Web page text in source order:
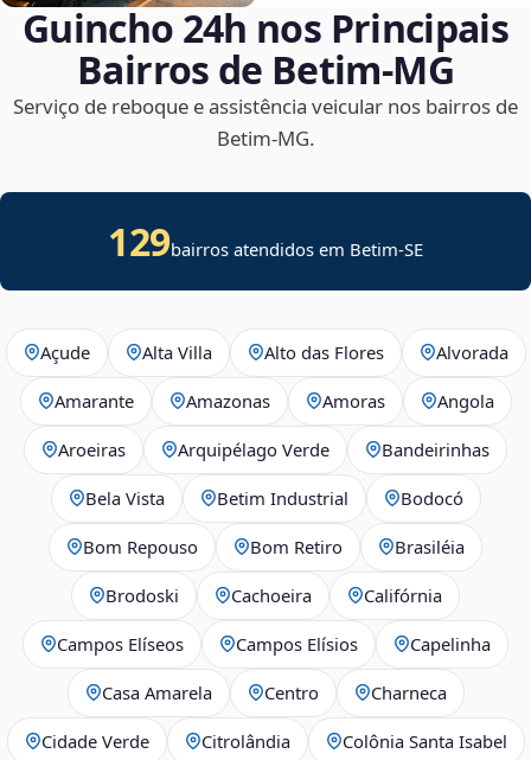
Guincho 24h nos Principais
Bairros de Betim‑MG
Serviço de reboque e assistência veicular nos bairros de
Betim‑MG.
129bairros atendidos em Betim-SE
Açude Alta Villa Alto das Flores Alvorada
Amarante Amazonas Amoras Angola
Aroeiras Arquipélago Verde Bandeirinhas
Bela Vista Betim Industrial Bodocó
Bom Repouso Bom Retiro Brasiléia
Brodoski Cachoeira Califórnia
Campos Elíseos Campos Elísios Capelinha
Casa Amarela Centro Charneca
Cidade Verde Citrolândia Colônia Santa Isabel